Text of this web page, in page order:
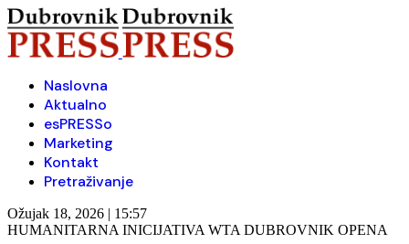
Naslovna
Aktualno
esPRESSo
Marketing
Kontakt
Pretraživanje
Ožujak 18, 2026 | 15:57
HUMANITARNA INICIJATIVA WTA DUBROVNIK OPENA